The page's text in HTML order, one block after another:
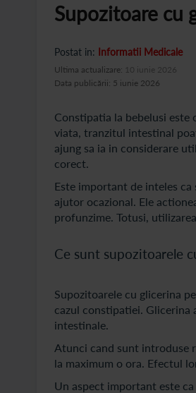
Supozitoare cu
Postat in: Informatii Medicale
Data publicării: 5 iunie 2026
Ultima actualizare: 10 iunie 2026
Constipatia la bebelusi
viata, tranzitul intestinal
ajung sa ia in considerare
corect.
Este important de inteles
ajutor ocazional. Ele
profunzime. Totusi,
Ce sunt supozitoarele
Supozitoarele cu glicerina
cazul constipatiei. Glicerina
intestinale.
Atunci cand sunt introduse
la maximum o ora. Efectul
Un aspect important este